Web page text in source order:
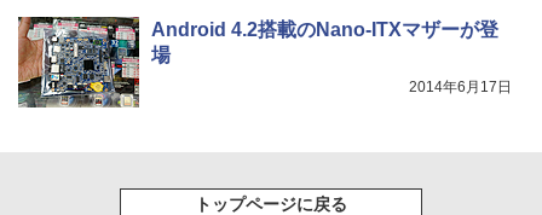
Android 4.2搭載のNano-ITXマザーが登
場
2014年6月17日
トップページに戻る